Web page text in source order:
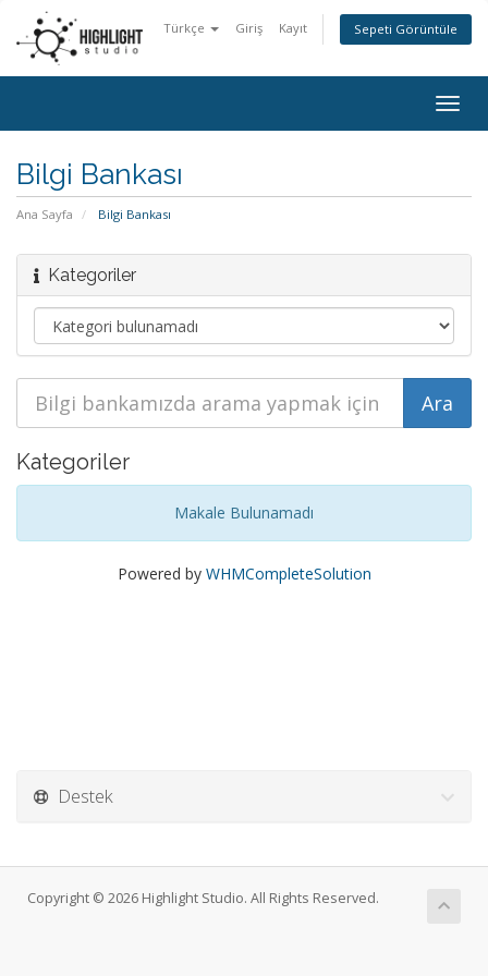
Türkçe Giriş Kayıt Sepeti Görüntüle
Bilgi Bankası
Ana Sayfa Bilgi Bankası
Kategoriler
Kategoriler
Makale Bulunamadı
Powered by WHMCompleteSolution
Destek
Copyright © 2026 Highlight Studio. All Rights Reserved.